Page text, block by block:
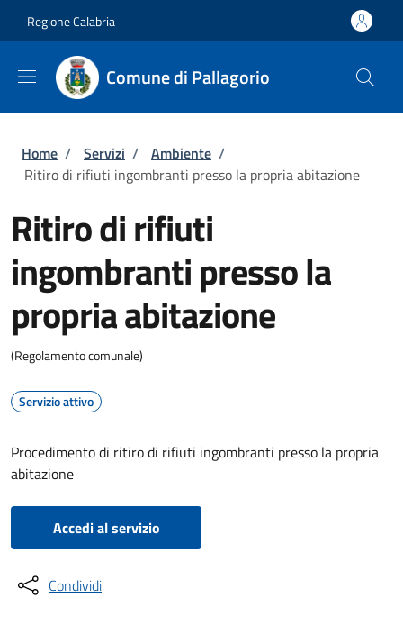
Regione Calabria
Comune di Pallagorio
Briciole di pane
Home / Servizi / Ambiente /
Ritiro di rifiuti ingombranti presso la propria abitazione
Ritiro di rifiuti
ingombranti presso la
propria abitazione
(Regolamento comunale)
Servizio attivo
Procedimento di ritiro di rifiuti ingombranti presso la propria
abitazione
Accedi al servizio
Condividi